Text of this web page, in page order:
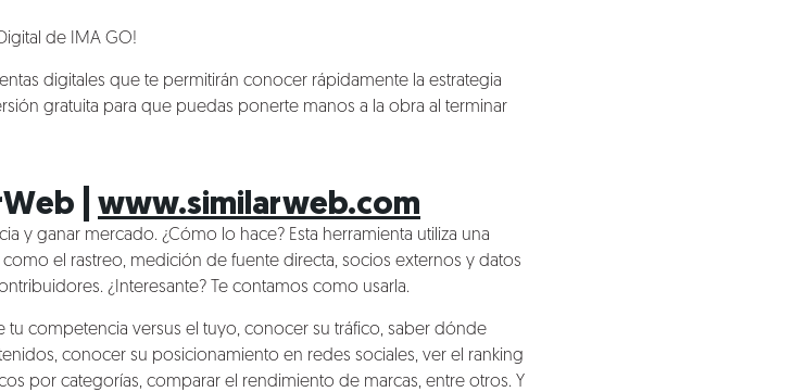
de IMA GO!
digitales que te permitirán conocer rápidamente la estrategia
gratuita para que puedas ponerte manos a la obra al terminar
| www.similarweb.com
y ganar mercado. ¿Cómo lo hace? Esta herramienta utiliza una
el rastreo, medición de fuente directa, socios externos y datos
¿Interesante? Te contamos como usarla.
tu competencia versus el tuyo, conocer su tráfico, saber dónde
conocer su posicionamiento en redes sociales, ver el ranking
por categorías, comparar el rendimiento de marcas, entre otros. Y